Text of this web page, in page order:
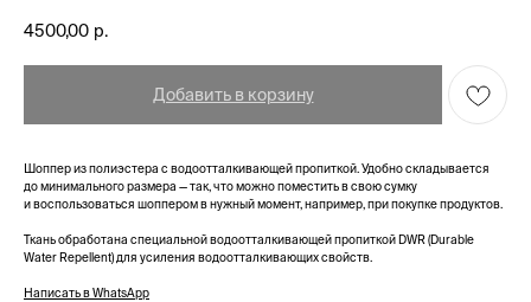
4500,00 р.
Добавить в корзину
Шоппер из полиэстера с водоотталкивающей пропиткой. Удобно складывается
до минимального размера — так, что можно поместить в свою сумку
и воспользоваться шоппером в нужный момент, например, при покупке продуктов.
Ткань обработана специальной водоотталкивающей пропиткой DWR (Durable
Water Repellent) для усиления водоотталкивающих свойств.
Написать в WhatsApp